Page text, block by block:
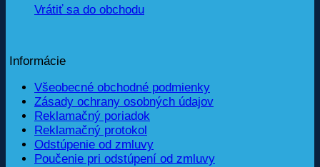
Vrátiť sa do obchodu
Informácie
Všeobecné obchodné podmienky
Zásady ochrany osobných údajov
Reklamačný poriadok
Reklamačný protokol
Odstúpenie od zmluvy
Poučenie pri odstúpení od zmluvy